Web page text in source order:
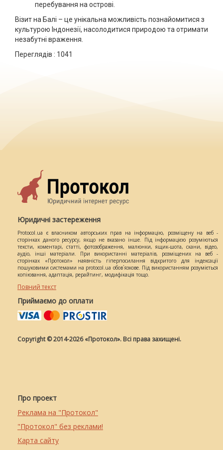
перебування на острові.
Візит на Балі – це унікальна можливість познайомитися з
культурою Індонезії, насолодитися природою та отримати
незабутні враження.
Переглядів : 1041
Юридичні застереження
Protocol.ua є власником авторських прав на інформацію, розміщену на веб -
сторінках даного ресурсу, якщо не вказано інше. Під інформацією розуміються
тексти, коментарі, статті, фотозображення, малюнки, ящик-шота, скани, відео,
аудіо, інші матеріали. При використанні матеріалів, розміщених на веб -
сторінках «Протокол» наявність гіперпосилання відкритого для індексації
пошуковими системами на protocol.ua обов`язкове. Під використанням розуміється
копіювання, адаптація, рерайтинг, модифікація тощо.
Повний текст
Приймаємо до оплати
Copyright © 2014-2026 «Протокол». Всі права захищені.
Про проект
Реклама на "Протокол"
"Протокол" без реклами!
Карта сайту